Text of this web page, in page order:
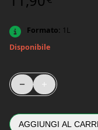
Formato: 1L
Disponibile
Prontouso Insetticida
AGGIUNGI AL